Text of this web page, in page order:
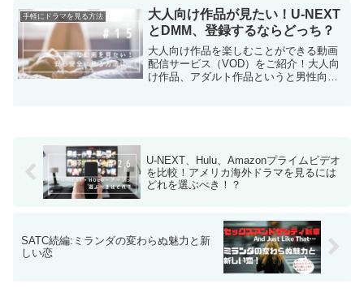
手軽にドラマを見る方法
大人向け作品が見たい！U-NEXT
とDMM、登録するならどっち？
大人向け作品を楽しむことができる動画
配信サービス（VOD）をご紹介！大人向
け作品、アダルト作品というと男性向け
U-NEXT、Hulu、Amazonプライムビデオ
を比較！アメリカ海外ドラマを見るには
どれを選ぶべき！？
SATC続編:ミランダの変わらぬ魅力と新
しい恋